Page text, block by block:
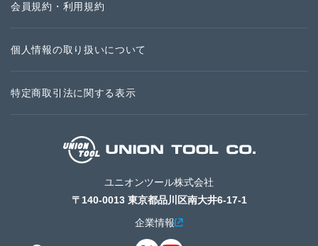
会員規約・利用規約
個人情報の取り扱いについて
特定商取引法に関する表示
ユニオンツール株式会社
〒140-0013 東京都品川区南大井6-17-1
企業情報